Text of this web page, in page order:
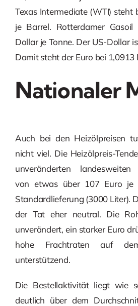
Texas Intermediate (WTI) steht
je Barrel. Rotterdamer
Dollar je Tonne. Der US-Dollar
Damit steht der Euro bei 1,0913
Nationaler
Auch bei den Heizölpreisen
nicht viel. Die Heizölpreis-
unveränderten landesweiten
von etwas über 107 Euro je
Standardlieferung (3000 Liter).
der Tat eher neutral. Die
unverändert, ein starker Euro
hohe Frachtraten auf
unterstützend.
Die Bestellaktivität liegt wie
deutlich über dem